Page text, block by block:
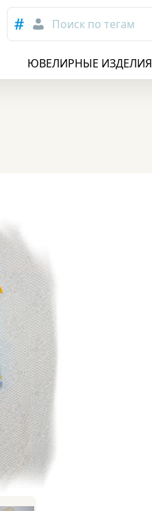
Поиск по тегам
ЮВЕЛИРНЫЕ ИЗДЕЛИЯ